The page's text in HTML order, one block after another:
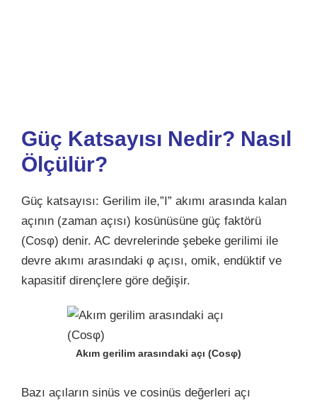
Güç Katsayısı Nedir? Nasıl
Ölçülür?
Güç katsayısı: Gerilim ile,”I” akımı arasında kalan
açının (zaman açısı) kosünüsüne güç faktörü
(Cosφ) denir. AC devrelerinde şebeke gerilimi ile
devre akımı arasındaki φ açısı, omik, endüktif ve
kapasitif dirençlere göre değişir.
Akım gerilim arasındaki açı (Cosφ)
Bazı açıların sinüs ve cosinüs değerleri açı